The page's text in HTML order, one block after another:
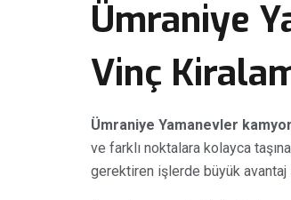
Ümraniye
Vinç
Ümraniye Yamanevler
ve farklı noktalara kolayca
gerektiren işlerde büyük avantaj